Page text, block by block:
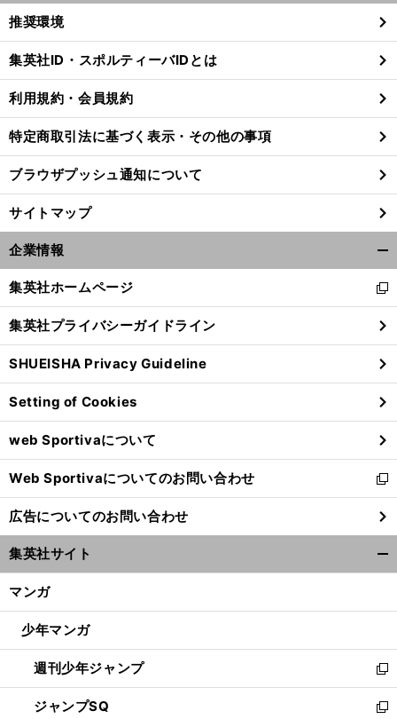
閉
る
推奨環境
集英社ID・スポルティーバIDとは
利用規約・会員規約
特定商取引法に基づく表示・その他の事項
ブラウザプッシュ通知について
サイトマップ
企業情報
閉
る
集英社ホームページ
新
し
い
ウ
ィ
ン
ド
ウ
で
開
く
集英社プライバシーガイドライン
SHUEISHA Privacy Guideline
Setting of Cookies
web Sportivaについて
Web Sportivaについてのお問い合わせ
新
し
い
ウ
ィ
ン
ウ
開
く
広告についてのお問い合わせ
集英社サイト
マンガ
少年マンガ
週刊少年ジャンプ
新
し
い
ジャンプSQ
新